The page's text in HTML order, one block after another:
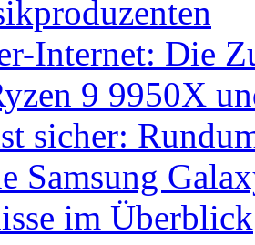
Internet: Die
9 9950X
sicher:
Samsung
im Überblick